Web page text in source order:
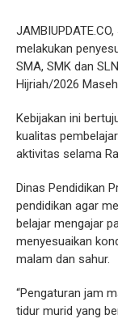
melakukan
SMA, SMK dan
Hijriah/2026
Kebijakan ini
kualitas
aktivitas selama
Dinas Pendidikan
pendidikan agar
belajar mengajar
menyesuaikan
malam dan sahur.
“Pengaturan jam
tidur murid yang